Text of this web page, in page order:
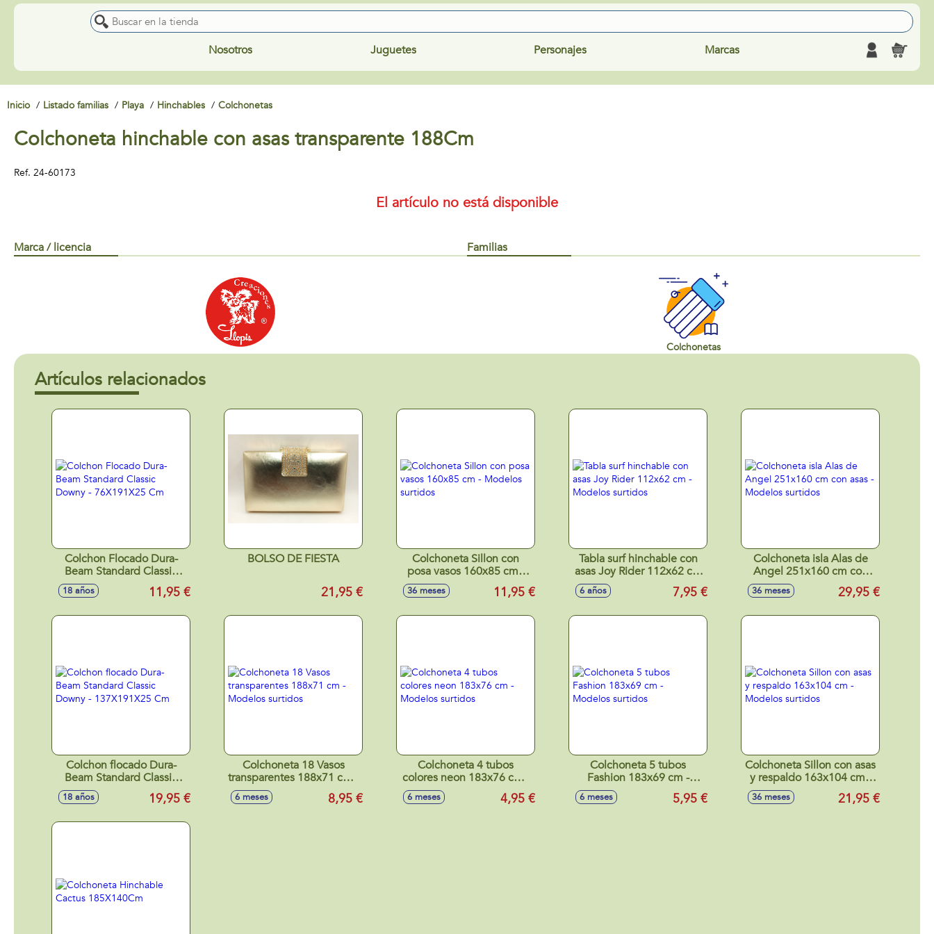
Nosotros Juguetes Personajes Marcas
Inicio Listado familias Playa Hinchables Colchonetas
Colchoneta hinchable con asas transparente 188Cm
Ref. 24-60173
El artículo no está disponible
Marca / licencia Familias
Colchonetas
Artículos relacionados
Colchon Flocado Dura-
Beam Standard Classic
Downy - 76X191X25 Cm
18 años 11,95 €
BOLSO DE FIESTA
21,95 €
Colchoneta Sillon con
posa vasos 160x85 cm -
Modelos surtidos
36 meses 11,95 €
Tabla surf hinchable con
asas Joy Rider 112x62 cm
- Modelos surtidos
6 años 7,95 €
Colchoneta isla Alas de
Angel 251x160 cm con
asas - Modelos surtidos
36 meses 29,95 €
Colchon flocado Dura-
Beam Standard Classic
Downy - 137X191X25 Cm
18 años 19,95 €
Colchoneta 18 Vasos
transparentes 188x71 cm -
Modelos surtidos
6 meses 8,95 €
Colchoneta 4 tubos
colores neon 183x76 cm -
Modelos surtidos
6 meses 4,95 €
Colchoneta 5 tubos
Fashion 183x69 cm -
Modelos surtidos
6 meses 5,95 €
Colchoneta Sillon con asas
y respaldo 163x104 cm -
Modelos surtidos
36 meses 21,95 €